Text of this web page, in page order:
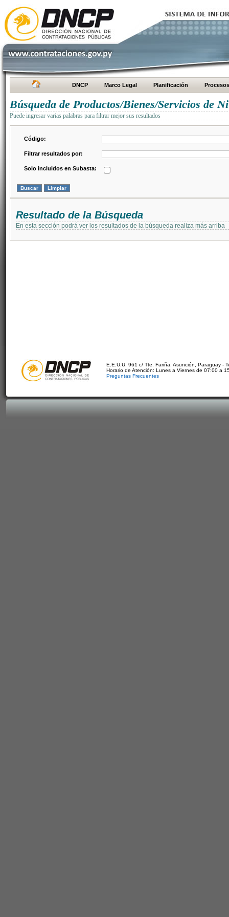
DNCP Marco Legal Planificación Procesos
Búsqueda de Productos/Bienes/Servicios de
Puede ingresar varias palabras para filtrar mejor sus resultados
Código:
Filtrar resultados por:
Solo incluidos en Subasta:
Resultado de la Búsqueda
En esta sección podrá ver los resultados de la búsqueda realiza más arriba
E.E.U.U. 961 c/ Tte. Fariña. Asunción, Paraguay -
Horario de Atención: Lunes a Viernes de 07:00 a
Preguntas Frecuentes